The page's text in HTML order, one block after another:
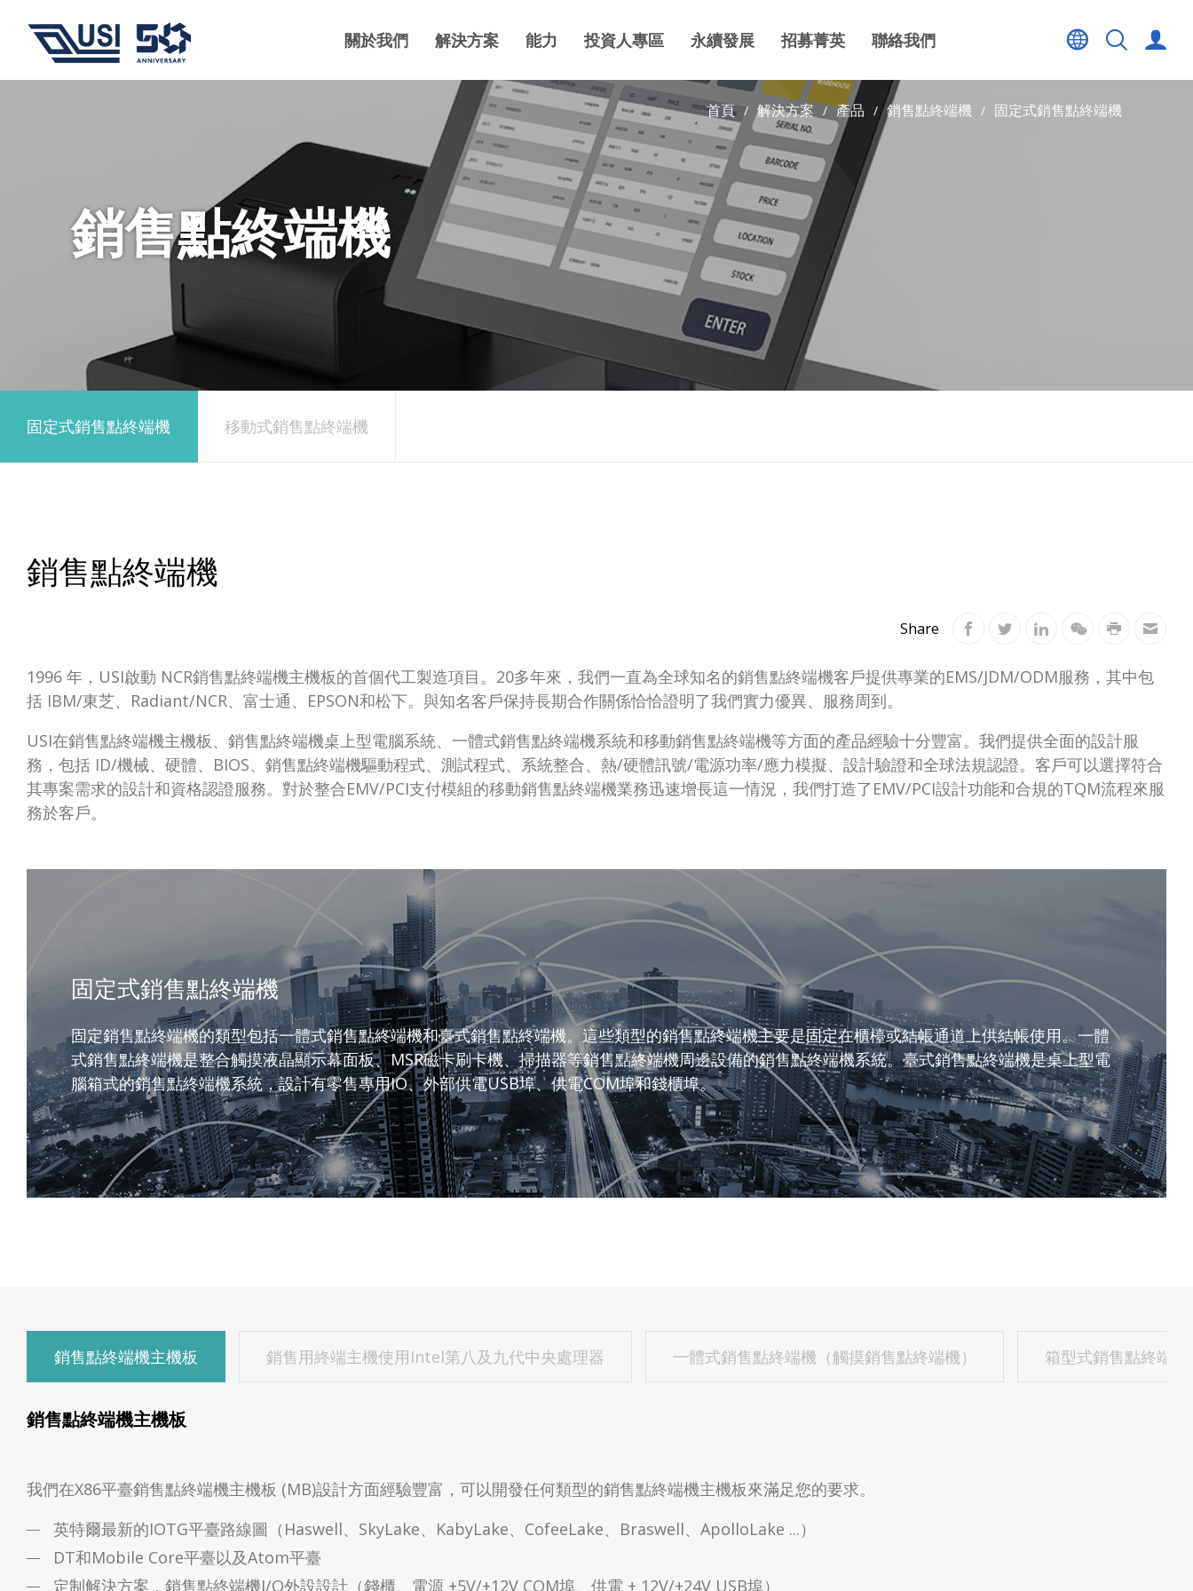
關於我們 解決方案 能力 投資人專區 永續發展 招募菁英 聯絡我們
首頁 解決方案 產品 銷售點終端機 固定式銷售點終端機
銷售點終端機
固定式銷售點終端機 移動式銷售點終端機
銷售點終端機
Share
1996 年，USI啟動 NCR銷售點終端機主機板的首個代工製造項目。20多年來，我們一直為全球知名的銷售點終端機客戶提供專業的EMS/JDM/ODM服務，其中包
括 IBM/東芝、Radiant/NCR、富士通、EPSON和松下。與知名客戶保持長期合作關係恰恰證明了我們實力優異、服務周到。
USI在銷售點終端機主機板、銷售點終端機桌上型電腦系統、一體式銷售點終端機系統和移動銷售點終端機等方面的產品經驗十分豐富。我們提供全面的設計服
務，包括 ID/機械、硬體、BIOS、銷售點終端機驅動程式、測試程式、系統整合、熱/硬體訊號/電源功率/應力模擬、設計驗證和全球法規認證。客戶可以選擇符合
其專案需求的設計和資格認證服務。對於整合EMV/PCI支付模組的移動銷售點終端機業務迅速增長這一情況，我們打造了EMV/PCI設計功能和合規的TQM流程來服
務於客戶。
固定式銷售點終端機
固定銷售點終端機的類型包括一體式銷售點終端機和臺式銷售點終端機。這些類型的銷售點終端機主要是固定在櫃檯或結帳通道上供結帳使用。一體
式銷售點終端機是整合觸摸液晶顯示幕面板、MSR磁卡刷卡機、掃描器等銷售點終端機周邊設備的銷售點終端機系統。臺式銷售點終端機是桌上型電
腦箱式的銷售點終端機系統，設計有零售專用IO、外部供電USB埠、供電COM埠和錢櫃埠。
銷售點終端機主機板 銷售用終端主機使用Intel第八及九代中央處理器 一體式銷售點終端機（觸摸銷售點終端機） 箱型式銷售點終端
銷售點終端機主機板
我們在X86平臺銷售點終端機主機板 (MB)設計方面經驗豐富，可以開發任何類型的銷售點終端機主機板來滿足您的要求。
英特爾最新的IOTG平臺路線圖（Haswell、SkyLake、KabyLake、CofeeLake、Braswell、ApolloLake ...）
DT和Mobile Core平臺以及Atom平臺
定制解決方案，銷售點終端機I/O外設設計（錢櫃、電源 +5V/+12V COM埠、供電 + 12V/+24V USB埠）